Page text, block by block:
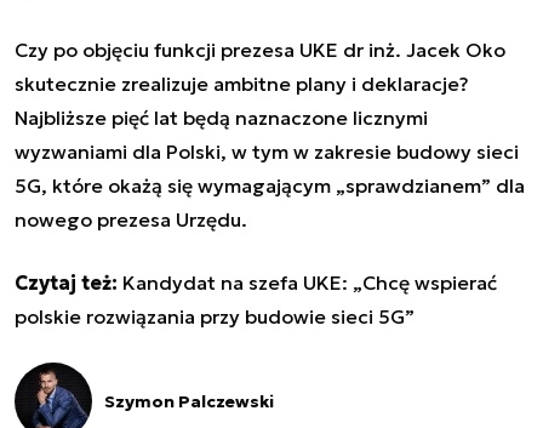
Czy po objęciu funkcji prezesa UKE dr inż. Jacek Oko
skutecznie zrealizuje ambitne plany i deklaracje?
Najbliższe pięć lat będą naznaczone licznymi
wyzwaniami dla Polski, w tym w zakresie budowy sieci
5G, które okażą się wymagającym „sprawdzianem” dla
nowego prezesa Urzędu.
Czytaj też: Kandydat na szefa UKE: „Chcę wspierać
polskie rozwiązania przy budowie sieci 5G”
Szymon Palczewski